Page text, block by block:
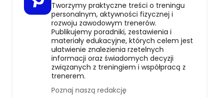
Tworzymy praktyczne treści o treningu
personalnym, aktywności fizycznej i
rozwoju zawodowym trenerów.
Publikujemy poradniki, zestawienia i
materiały edukacyjne, których celem jest
ułatwienie znalezienia rzetelnych
informacji oraz świadomych decyzji
związanych z treningiem i współpracą z
trenerem.
Poznaj naszą redakcję